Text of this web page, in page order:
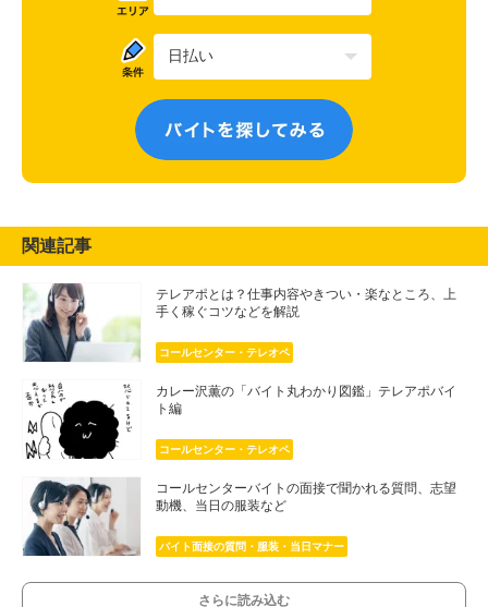
関連記事
テレアポとは？仕事内容やきつい・楽なところ、上
手く稼ぐコツなどを解説
コールセンター・テレオペ
カレー沢薫の「バイト丸わかり図鑑」テレアポバイ
ト編
コールセンター・テレオペ
コールセンターバイトの面接で聞かれる質問、志望
動機、当日の服装など
バイト面接の質問・服装・当日マナー
さらに読み込む